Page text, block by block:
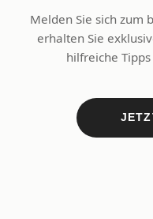
Melden Sie sich zum
erhalten Sie
hilfreiche